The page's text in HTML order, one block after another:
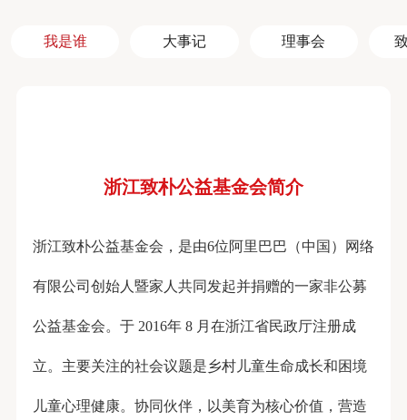
我是谁 大事记 理事会
浙江致朴公益基金会简介
浙江致朴公益基金会，是由6位阿里巴巴（中国）网络
有限公司创始人暨家人共同发起并捐赠的一家非公募
公益基金会。于 2016年 8 月在浙江省民政厅注册成
立。主要关注的社会议题是乡村儿童生命成长和困境
儿童心理健康。协同伙伴，以美育为核心价值，营造